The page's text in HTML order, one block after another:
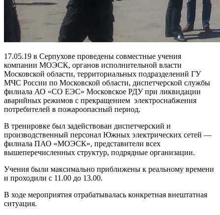
17.05.19 в Серпухове проведены совместные учения
компании МОЭСК, органов исполнительной власти
Московской области, территориальных подразделений ГУ
МЧС России по Московской области, диспетчерской службы
филиала АО «СО ЕЭС» Московское РДУ при ликвидации
аварийных режимов с прекращением электроснабжения
потребителей в пожароопасный период.
В тренировке был задействован диспетчерский и
производственный персонал Южных электрических сетей —
филиала ПАО «МОЭСК», представители всех
вышеперечисленных структур, подрядные организации.
Учения были максимально приближены к реальному времени
и проходили с 11.00 до 13.00.
В ходе мероприятия отрабатывалась конкретная внештатная
ситуация.